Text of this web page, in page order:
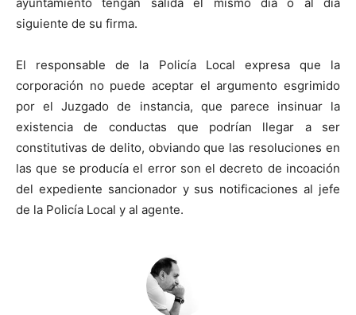
ayuntamiento tengan salida el mismo día o al día
siguiente de su firma.
El responsable de la Policía Local expresa que la
corporación no puede aceptar el argumento esgrimido
por el Juzgado de instancia, que parece insinuar la
existencia de conductas que podrían llegar a ser
constitutivas de delito, obviando que las resoluciones en
las que se producía el error son el decreto de incoación
del expediente sancionador y sus notificaciones al jefe
de la Policía Local y al agente.